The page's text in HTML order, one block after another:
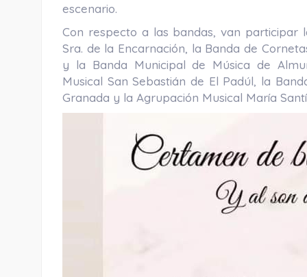
escenario.
Con respecto a las bandas, van participar
Sra. de la Encarnación, la Banda de
y la Banda Municipal de Música de
Musical San Sebastián de El Padúl, la
Granada y la Agrupación Musical María